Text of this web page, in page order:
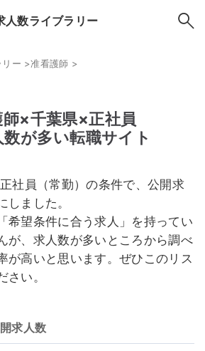
人数ライブラリー
ー >准看護師 >
×千葉県×正社員
数が多い転職サイト
社員（常勤）の条件で、公開求
しました。
希望条件に合う求人」を持ってい
が、求人数が多いところから調べ
が高いと思います。ぜひこのリス
さい。
求人数